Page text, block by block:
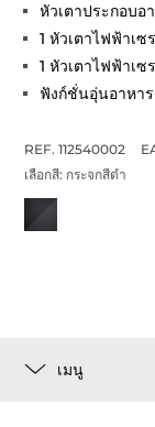
หัวเตาประกอบอ
1 หัวเตาไฟฟ้าเ
1 หัวเตาไฟฟ้าเ
ฟังก์ชั่นอุ่นอาหาร
REF. 112540002
เลือกสี: กระจกสีดำ
เมนู